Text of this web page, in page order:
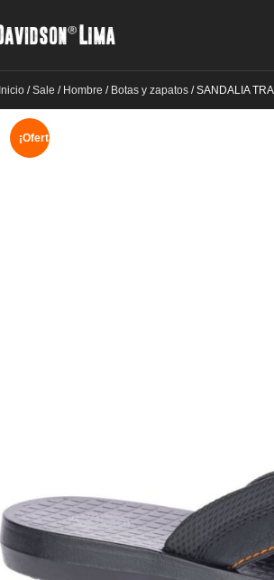
Inicio /Sale / Hombre / Botas y zapatos /SANDALIA
¡Oferta!